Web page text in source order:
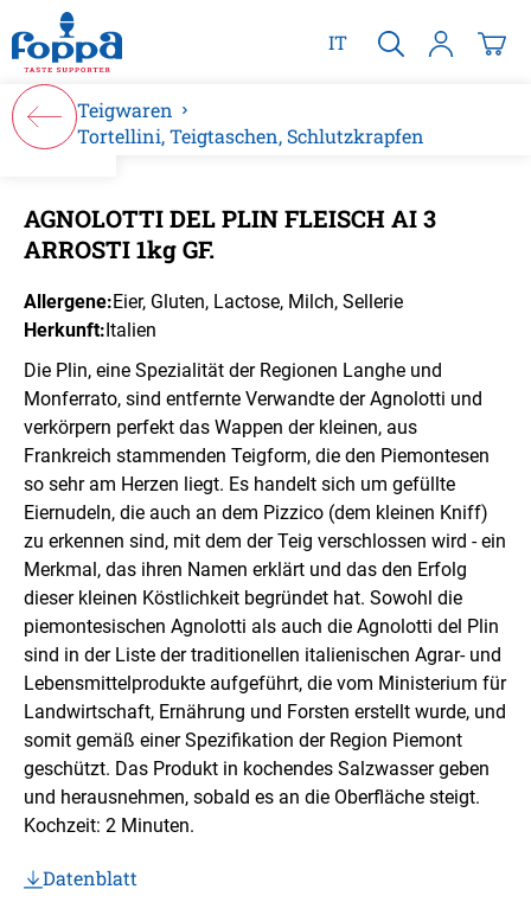
springen
IT
Teigwaren
Tortellini, Teigtaschen, Schlutzkrapfen
AGNOLOTTI DEL PLIN FLEISCH AI 3
ARROSTI 1kg GF.
Allergene:Eier, Gluten, Lactose, Milch, Sellerie
Herkunft:Italien
Die Plin, eine Spezialität der Regionen Langhe und
Monferrato, sind entfernte Verwandte der Agnolotti und
verkörpern perfekt das Wappen der kleinen, aus
Frankreich stammenden Teigform, die den Piemontesen
so sehr am Herzen liegt. Es handelt sich um gefüllte
Eiernudeln, die auch an dem Pizzico (dem kleinen Kniff)
zu erkennen sind, mit dem der Teig verschlossen wird - ein
Merkmal, das ihren Namen erklärt und das den Erfolg
dieser kleinen Köstlichkeit begründet hat. Sowohl die
piemontesischen Agnolotti als auch die Agnolotti del Plin
sind in der Liste der traditionellen italienischen Agrar- und
Lebensmittelprodukte aufgeführt, die vom Ministerium für
Landwirtschaft, Ernährung und Forsten erstellt wurde, und
somit gemäß einer Spezifikation der Region Piemont
geschützt. Das Produkt in kochendes Salzwasser geben
und herausnehmen, sobald es an die Oberfläche steigt.
Kochzeit: 2 Minuten.
Datenblatt